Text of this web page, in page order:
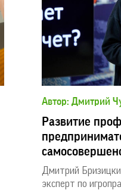
Автор: Дмитрий
Развитие
Дмитрий
эксперт по